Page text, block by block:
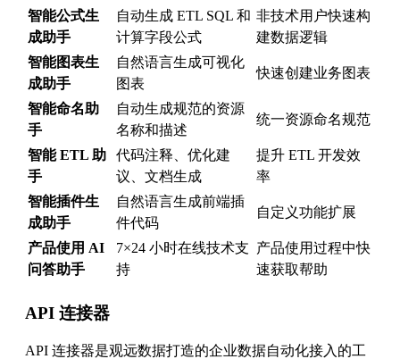
智能公式生
成助手
自动生成 ETL SQL 和
计算字段公式
非技术用户快速构
建数据逻辑
智能图表生
成助手
自然语言生成可视化
图表
快速创建业务图表
智能命名助
手
自动生成规范的资源
名称和描述
统一资源命名规范
智能 ETL 助
手
代码注释、优化建
议、文档生成
提升 ETL 开发效
率
智能插件生
成助手
自然语言生成前端插
件代码
自定义功能扩展
产品使用 AI
问答助手
7×24 小时在线技术支
持
产品使用过程中快
速获取帮助
API 连接器
API 连接器是观远数据打造的企业数据自动化接入的工